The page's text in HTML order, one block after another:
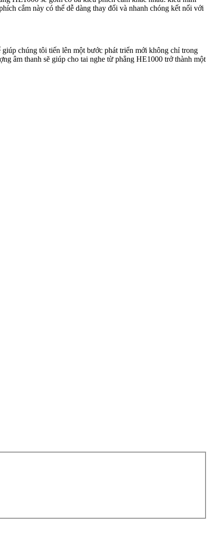
cắm này có thể dễ dàng thay đổi và nhanh chóng kết nối với
chúng tôi tiến lên một bước phát triển mới không chỉ trong
âm thanh sẽ giúp cho tai nghe từ phẳng HE1000 trở thành một